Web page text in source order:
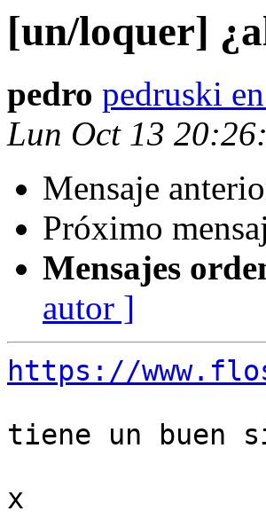
[un/loquer]
pedro pedruski
Lun Oct 13
Mensaje
Próximo
Mensajes
autor ]
https://
tiene un buen
x